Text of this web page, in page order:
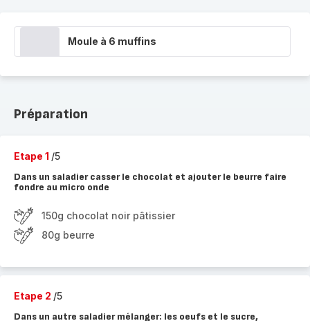
Moule à 6 muffins
Préparation
Etape 1 /5
Dans un saladier casser le chocolat et ajouter le beurre faire
fondre au micro onde
150g chocolat noir pâtissier
80g beurre
Etape 2 /5
Dans un autre saladier mélanger: les oeufs et le sucre,